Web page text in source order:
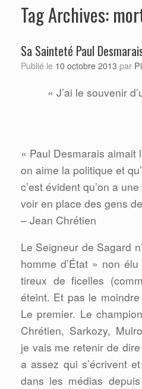
Tag Archives:
Sa Sainteté Paul
Publié le 10 octobre 2013 par
« J’ai le souvenir
« Paul Desmarais aimait
on aime la politique et
c’est évident qu’on a
voir en place des gens
– Jean Chrétien
Le Seigneur de Sagard
homme d’État » non
tireux de ficelles
éteint. Et pas le
Le premier. Le
Chrétien, Sarkozy,
je vais me retenir de
a assez qui s’écrivent
dans les médias